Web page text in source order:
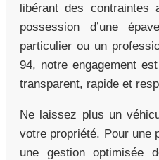
libérant des contraintes
possession d’une
particulier ou un
94, notre engagement
transparent, rapide et
Ne laissez plus un
votre propriété. Pour une
une gestion optimisée